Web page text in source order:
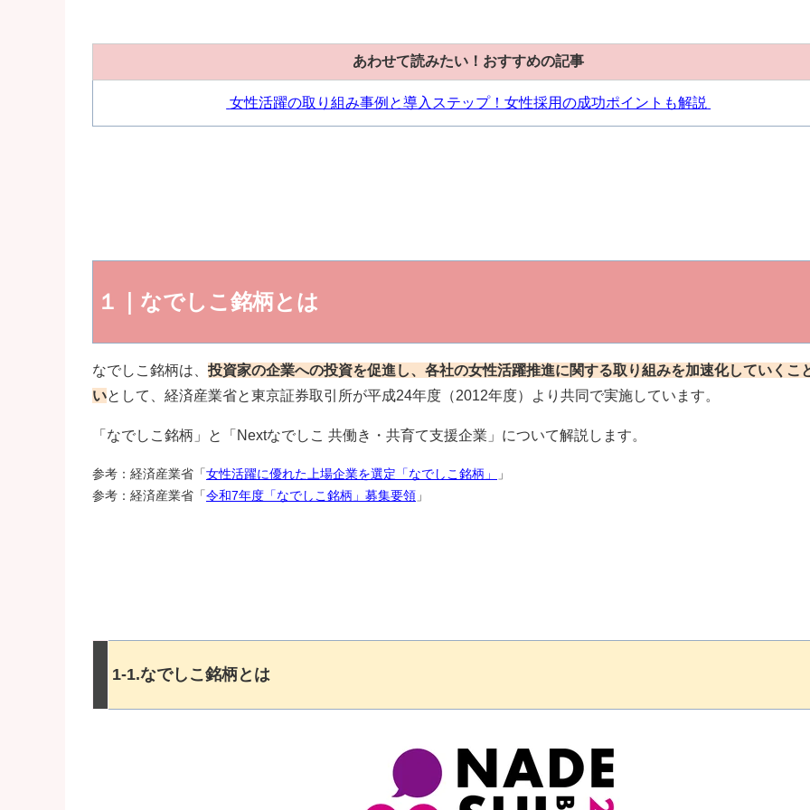
あわせて読みたい！おすすめの記事
女性活躍の取り組み事例と導入ステップ！女性採用の成功ポイントも解説
１｜なでしこ銘柄とは
なでしこ銘柄は、 投資家の企業への投資を促進し、各社の女性活躍推進に関する取り組みを加速化していくこ
いとして、経済産業省と東京証券取引所が平成24年度（2012年度）より共同で実施しています。
「なでしこ銘柄」と「Nextなでしこ 共働き・共育て支援企業」について解説します。
参考：経済産業省「女性活躍に優れた上場企業を選定「なでしこ銘柄」
」
参考：経済産業省「令和7年度「なでしこ銘柄」募集要領 」
1-1.なでしこ銘柄とは